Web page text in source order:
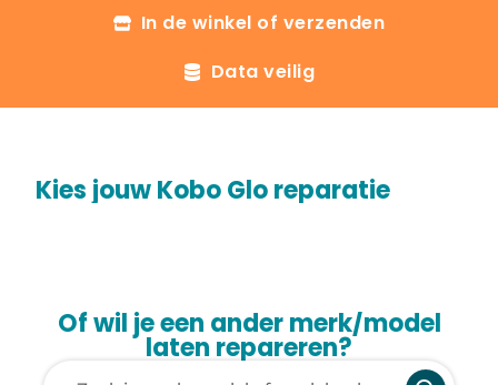
In de winkel of verzenden
Data veilig
Kies jouw Kobo Glo reparatie
Of wil je een ander merk/model
laten repareren?